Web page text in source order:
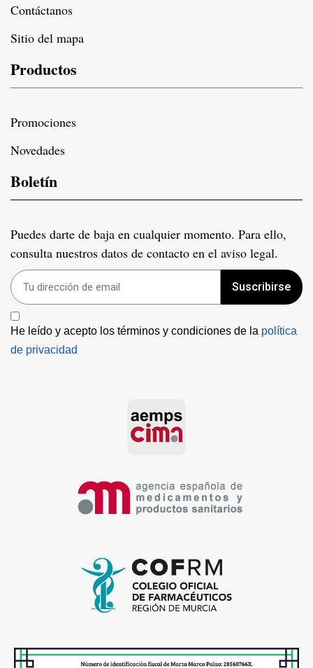
Contáctanos
Sitio del mapa
Productos
Promociones
Novedades
Boletín
Puedes darte de baja en cualquier momento. Para ello,
consulta nuestros datos de contacto en el aviso legal.
Suscribirse
He leído y acepto los términos y condiciones de la política
de privacidad